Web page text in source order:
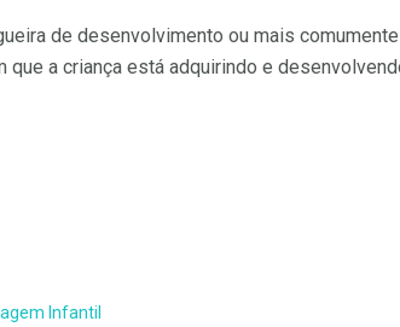
de desenvolvimento ou mais
a criança está adquirindo e
Infantil